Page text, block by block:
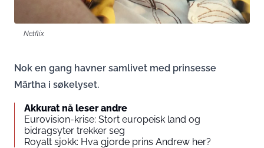
Netflix
Nok en gang havner samlivet med prinsesse
Märtha i søkelyset.
Akkurat nå leser andre
Eurovision-krise: Stort europeisk land og
bidragsyter trekker seg
Royalt sjokk: Hva gjorde prins Andrew her?